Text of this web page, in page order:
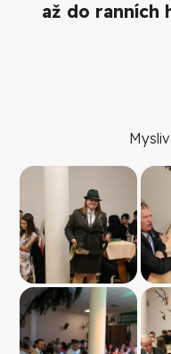
až do ranních